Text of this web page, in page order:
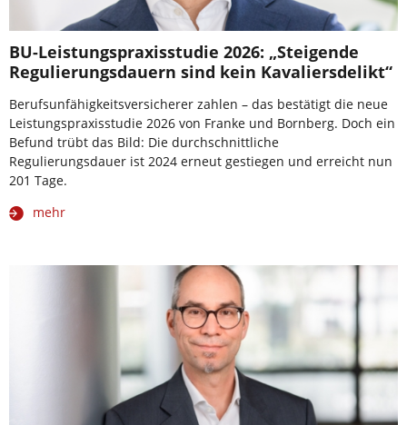
BU-Leistungspraxisstudie 2026: „Steigende
Regulierungsdauern sind kein Kavaliersdelikt“
Berufsunfähigkeitsversicherer zahlen – das bestätigt die neue
Leistungspraxisstudie 2026 von Franke und Bornberg. Doch ein
Befund trübt das Bild: Die durchschnittliche
Regulierungsdauer ist 2024 erneut gestiegen und erreicht nun
201 Tage.
mehr